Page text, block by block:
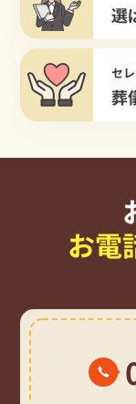
選
セ
葬
お電